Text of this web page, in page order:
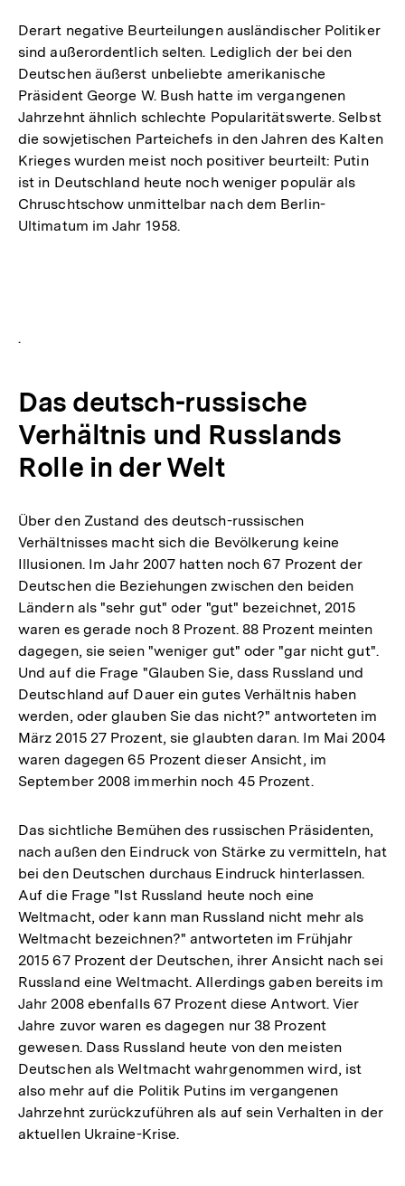
Derart negative Beurteilungen ausländischer Politiker
sind außerordentlich selten. Lediglich der bei den
Deutschen äußerst unbeliebte amerikanische
Präsident George W. Bush hatte im vergangenen
Jahrzehnt ähnlich schlechte Popularitätswerte. Selbst
die sowjetischen Parteichefs in den Jahren des Kalten
Krieges wurden meist noch positiver beurteilt: Putin
ist in Deutschland heute noch weniger populär als
Chruschtschow unmittelbar nach dem Berlin-
Ultimatum im Jahr 1958.
.
Das deutsch-russische
Verhältnis und Russlands
Rolle in der Welt
Über den Zustand des deutsch-russischen
Verhältnisses macht sich die Bevölkerung keine
Illusionen. Im Jahr 2007 hatten noch 67 Prozent der
Deutschen die Beziehungen zwischen den beiden
Ländern als "sehr gut" oder "gut" bezeichnet, 2015
waren es gerade noch 8 Prozent. 88 Prozent meinten
dagegen, sie seien "weniger gut" oder "gar nicht gut".
Und auf die Frage "Glauben Sie, dass Russland und
Deutschland auf Dauer ein gutes Verhältnis haben
werden, oder glauben Sie das nicht?" antworteten im
März 2015 27 Prozent, sie glaubten daran. Im Mai 2004
waren dagegen 65 Prozent dieser Ansicht, im
September 2008 immerhin noch 45 Prozent.
Das sichtliche Bemühen des russischen Präsidenten,
nach außen den Eindruck von Stärke zu vermitteln, hat
bei den Deutschen durchaus Eindruck hinterlassen.
Auf die Frage "Ist Russland heute noch eine
Weltmacht, oder kann man Russland nicht mehr als
Weltmacht bezeichnen?" antworteten im Frühjahr
2015 67 Prozent der Deutschen, ihrer Ansicht nach sei
Russland eine Weltmacht. Allerdings gaben bereits im
Jahr 2008 ebenfalls 67 Prozent diese Antwort. Vier
Jahre zuvor waren es dagegen nur 38 Prozent
gewesen. Dass Russland heute von den meisten
Deutschen als Weltmacht wahrgenommen wird, ist
also mehr auf die Politik Putins im vergangenen
Jahrzehnt zurückzuführen als auf sein Verhalten in der
aktuellen Ukraine-Krise.